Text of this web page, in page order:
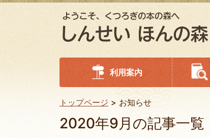
利用案内
トップページ お知らせ
2020年9月の記事一覧